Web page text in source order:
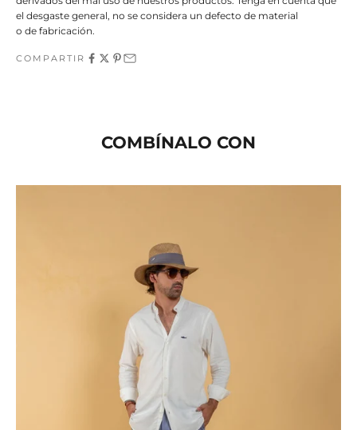
el desgaste general, no se considera un defecto de material
o de fabricación.
COMPARTIR
COMBÍNALO CON